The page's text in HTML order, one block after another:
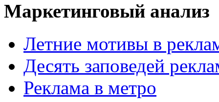
Маркетинговый анализ
Летние мотивы в
Десять заповедей
Реклама в метро